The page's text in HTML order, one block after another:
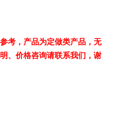
考，产品为定做类产品，无
、价格咨询请联系我们，谢